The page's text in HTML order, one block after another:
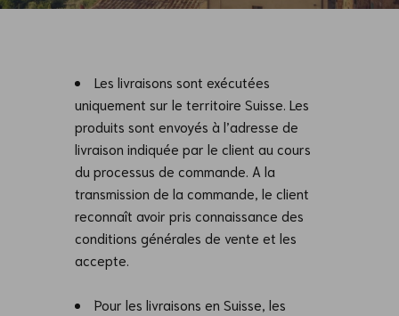
Les livraisons sont exécutées
uniquement sur le territoire Suisse. Les
produits sont envoyés à l’adresse de
livraison indiquée par le client au cours
du processus de commande. A la
transmission de la commande, le client
reconnaît avoir pris connaissance des
conditions générales de vente et les
accepte.
Pour les livraisons en Suisse, les